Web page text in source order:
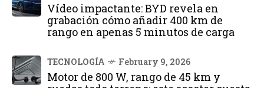
Vídeo impactante: BYD revela en
grabación cómo añadir 400 km de
rango en apenas 5 minutos de carga
TECNOLOGÍA February 9, 2026
Motor de 800 W, rango de 45 km y